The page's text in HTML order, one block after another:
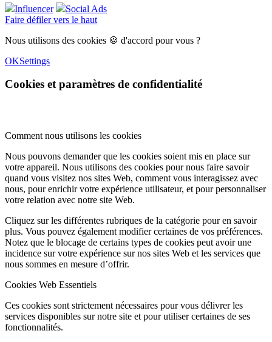
Influencer
Social Ads
Faire défiler vers le haut
Nous utilisons des cookies 🍪 d'accord pour vous ?
OKSettings
Cookies et paramètres de confidentialité
Comment nous utilisons les cookies
Nous pouvons demander que les cookies soient mis en place sur
votre appareil. Nous utilisons des cookies pour nous faire savoir
quand vous visitez nos sites Web, comment vous interagissez avec
nous, pour enrichir votre expérience utilisateur, et pour personnaliser
votre relation avec notre site Web.
Cliquez sur les différentes rubriques de la catégorie pour en savoir
plus. Vous pouvez également modifier certaines de vos préférences.
Notez que le blocage de certains types de cookies peut avoir une
incidence sur votre expérience sur nos sites Web et les services que
nous sommes en mesure d’offrir.
Cookies Web Essentiels
Ces cookies sont strictement nécessaires pour vous délivrer les
services disponibles sur notre site et pour utiliser certaines de ses
fonctionnalités.